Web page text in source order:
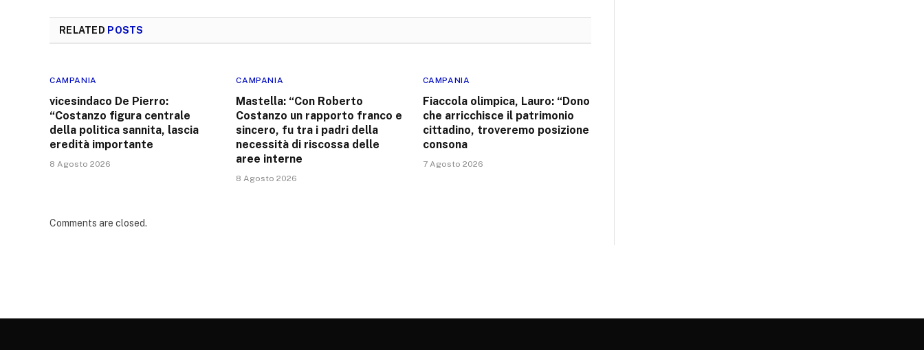
RELATED POSTS
CAMPANIA
vicesindaco De Pierro:
“Costanzo figura centrale
della politica sannita, lascia
eredità importante
8 Agosto 2026
CAMPANIA
Mastella: “Con Roberto
Costanzo un rapporto franco e
sincero, fu tra i padri della
necessità di riscossa delle
aree interne
8 Agosto 2026
CAMPANIA
Fiaccola olimpica, Lauro: “Dono
che arricchisce il patrimonio
cittadino, troveremo posizione
consona
7 Agosto 2026
Comments are closed.